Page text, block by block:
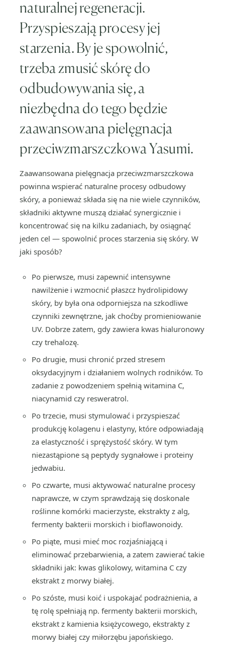
naturalnej regeneracji.
Przyspieszają procesy jej
starzenia. By je spowolnić,
trzeba zmusić skórę do
odbudowywania się, a
niezbędna do tego będzie
zaawansowana pielęgnacja
przeciwzmarszczkowa Yasumi.
Zaawansowana pielęgnacja przeciwzmarszczkowa
powinna wspierać naturalne procesy odbudowy
skóry, a ponieważ składa się na nie wiele czynników,
składniki aktywne muszą działać synergicznie i
koncentrować się na kilku zadaniach, by osiągnąć
jeden cel — spowolnić proces starzenia się skóry. W
jaki sposób?
Po pierwsze, musi zapewnić intensywne
nawilżenie i wzmocnić płaszcz hydrolipidowy
skóry, by była ona odporniejsza na szkodliwe
czynniki zewnętrzne, jak choćby promieniowanie
UV. Dobrze zatem, gdy zawiera kwas hialuronowy
czy trehalozę.
Po drugie, musi chronić przed stresem
oksydacyjnym i działaniem wolnych rodników. To
zadanie z powodzeniem spełnią witamina C,
niacynamid czy resweratrol.
Po trzecie, musi stymulować i przyspieszać
produkcję kolagenu i elastyny, które odpowiadają
za elastyczność i sprężystość skóry. W tym
niezastąpione są peptydy sygnałowe i proteiny
jedwabiu.
Po czwarte, musi aktywować naturalne procesy
naprawcze, w czym sprawdzają się doskonale
roślinne komórki macierzyste, ekstrakty z alg,
fermenty bakterii morskich i bioflawonoidy.
Po piąte, musi mieć moc rozjaśniającą i
eliminować przebarwienia, a zatem zawierać takie
składniki jak: kwas glikolowy, witamina C czy
ekstrakt z morwy białej.
Po szóste, musi koić i uspokajać podrażnienia, a
tę rolę spełniają np. fermenty bakterii morskich,
ekstrakt z kamienia księżycowego, ekstrakty z
morwy białej czy miłorzębu japońskiego.